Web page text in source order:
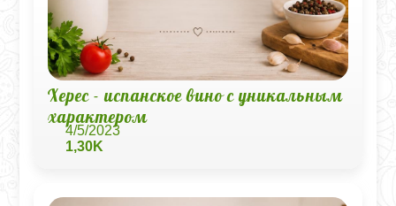
Херес - испанское вино с уникальным
характером
4/5/2023
1,30K